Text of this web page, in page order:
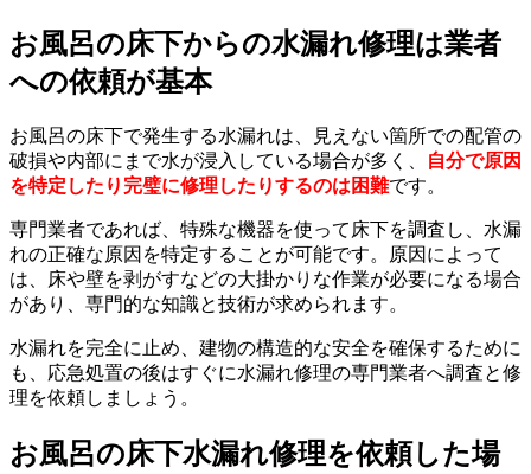
お風呂の床下からの水漏れ修理は業者
への依頼が基本
お風呂の床下で発生する水漏れは、見えない箇所での配管の
破損や内部にまで水が浸入している場合が多く、
自分で原因
を特定したり完璧に修理したりするのは困難です。
専門業者であれば、特殊な機器を使って床下を調査し、水漏
れの正確な原因を特定することが可能です。原因によって
は、床や壁を剥がすなどの大掛かりな作業が必要になる場合
があり、専門的な知識と技術が求められます。
水漏れを完全に止め、建物の構造的な安全を確保するために
も、応急処置の後はすぐに水漏れ修理の専門業者へ調査と修
理を依頼しましょう。
お風呂の床下水漏れ修理を依頼した場